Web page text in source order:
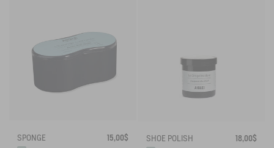
SPONGE 15,00$ SHOE POLISH 18,00$